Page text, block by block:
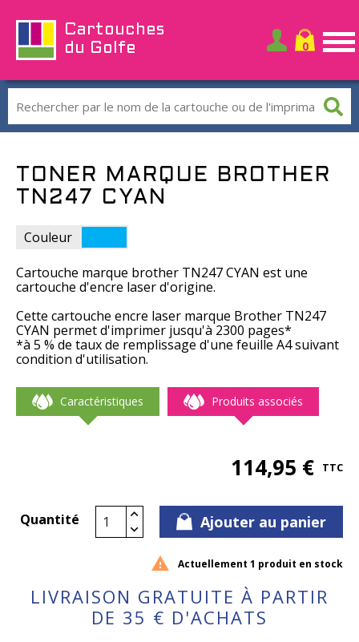
Cartouches
du Golfe
TONER MARQUE BROTHER
TN247 CYAN
Couleur
Cartouche marque brother TN247 CYAN est une
cartouche d'encre laser d'origine.
Cette cartouche encre laser marque Brother TN247
CYAN permet d'imprimer jusqu'à 2300 pages*
*à 5 % de taux de remplissage d'une feuille A4 suivant
condition d'utilisation.
Caractéristiques Produits associés
114,95 € TTC
Quantité Ajouter au panier
 Actuellement 1 produit en stock
LIVRAISON GRATUITE À PARTIR
DE 35 € D'ACHATS